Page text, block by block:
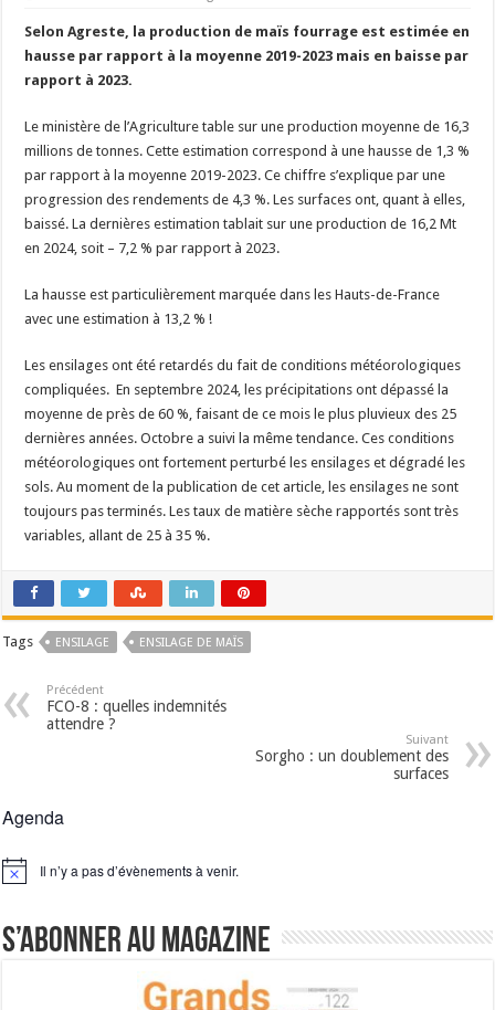
Les canicules freinent la collecte laitière
Selon Agreste, la production de maïs fourrage est estimée en
hausse par rapport à la moyenne 2019-2023 mais en baisse par
rapport à 2023.
Le ministère de l’Agriculture table sur une production moyenne de 16,3
millions de tonnes. Cette estimation correspond à une hausse de 1,3 %
par rapport à la moyenne 2019-2023. Ce chiffre s’explique par une
progression des rendements de 4,3 %. Les surfaces ont, quant à elles,
baissé. La dernières estimation tablait sur une production de 16,2 Mt
en 2024, soit – 7,2 % par rapport à 2023.
La hausse est particulièrement marquée dans les Hauts-de-France
avec une estimation à 13,2 % !
Les ensilages ont été retardés du fait de conditions météorologiques
compliquées. En septembre 2024, les précipitations ont dépassé la
moyenne de près de 60 %, faisant de ce mois le plus pluvieux des 25
dernières années. Octobre a suivi la même tendance. Ces conditions
météorologiques ont fortement perturbé les ensilages et dégradé les
sols. Au moment de la publication de cet article, les ensilages ne sont
toujours pas terminés. Les taux de matière sèche rapportés sont très
variables, allant de 25 à 35 %.
Tags ENSILAGE ENSILAGE DE MAÏS
Précédent
FCO-8 : quelles indemnités
attendre ?
Suivant
Sorgho : un doublement des
surfaces
Agenda
Notice Il n’y a pas d’évènements à venir.
S’abonner au magazine